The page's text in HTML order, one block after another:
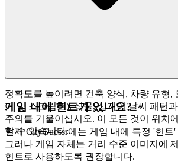
정확도를 높이려면 건축 양식, 차량 유형,
어 및 스크립트), 식물, 심지어 날씨 패턴
주의를 기울이십시오. 이 모든 것이 위치
할 수 있습니다.
게임 내에 힌트가 있나요?
현재 CityGuessr에는 게임 내에 특정 '힌
그러나 게임 자체는 거리 수준 이미지에
힌트로 사용하도록 권장합니다.